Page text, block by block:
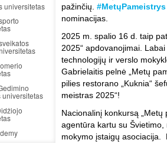
universitetas
universitetas
pažinčių. #MetųPameistrys
nominacijas.
2025 m. spalio 16 d. taip
2025“ apdovanojimai.
technologijų ir verslo
Gabrielaitis pelnė „Metų
pilies restorano „Kuknia“
meistras 2025“!
Nacionalinį konkursą
agentūra kartu su
mokymo įstaigų asociacija.